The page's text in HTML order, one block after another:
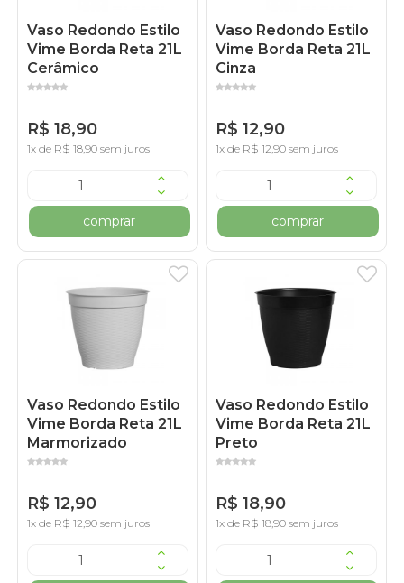
Vaso Redondo Estilo
Vime Borda Reta 21L
Cerâmico
R$ 18,90
1x de R$ 18,90 sem juros
comprar
Vaso Redondo Estilo
Vime Borda Reta 21L
Cinza
R$ 12,90
1x de R$ 12,90 sem juros
comprar
Vaso Redondo Estilo
Vime Borda Reta 21L
Marmorizado
R$ 12,90
1x de R$ 12,90 sem juros
Vaso Redondo Estilo
Vime Borda Reta 21L
Preto
R$ 18,90
1x de R$ 18,90 sem juros